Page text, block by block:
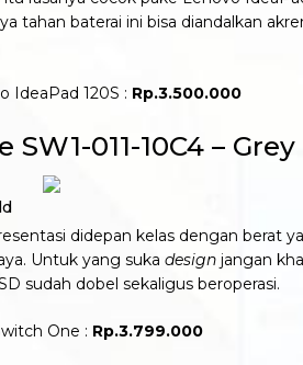
tahan baterai ini bisa diandalkan
IdeaPad 120S : Rp.3.500.000
011-10C4 – Grey
didepan kelas dengan berat
Untuk yang suka design jangan
sudah dobel sekaligus beroperasi.
One : Rp.3.799.000